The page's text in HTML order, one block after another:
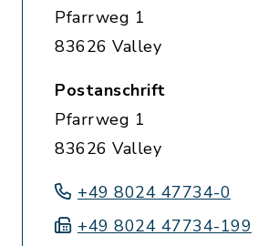
Pfarrweg 1
83626 Valley
Postanschrift
Pfarrweg 1
83626 Valley
+49 8024 47734-0
+49 8024 47734-199